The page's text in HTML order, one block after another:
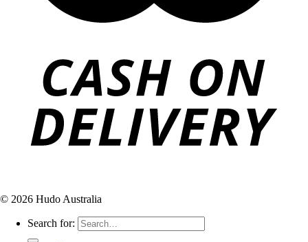
© 2026 Hudo Australia
Search for: